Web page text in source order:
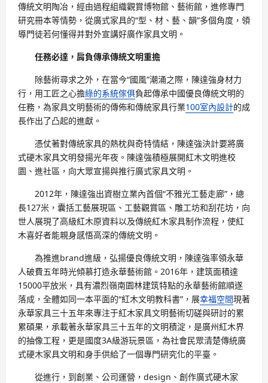
傳統文明陶冶，經由過程組織觀賞博物館、藝術館，進修專門
研究冊本等情勢，從廣式家具的“型、材、藝、韻”多個角度，領
導門徒若何懂得并對外宣講好廣作家具文明。
任務必達，肩負傳承傳統文明重擔
除藝術尋求之外，在當今“國風”潮涌之際，陳達強身材力
行，用工匠之心擔綠的系統傢俱負起傳承中國優良傳統文明的
任務，為家具文明藝術的傳佈和傳統家具行業100室內設計的成
長作出了凸起的進獻。
憑仗著對傳統家具的熱枕與奇特情結，陳達強決計要將廣
式硬木家具文明發揚光年夜。陳達強積極展開紅木文明進校
園、進社區，向大眾宣揚與推行廣式家具文明。
2012年，陳達強出資樹立業內首個“不雅光工藝走廊”，總
長127米，囊括工藝展現區、工藝觀賞區、雕工坊和刮花坊，向
世人展現了高級紅木原資料以及傳統紅木家具制作流程，使紅
木喜好者能親身感悟高深的傳統文明。
為推進brand進級，弘揚優良傳統文明，陳達強率領永華
人破費五年時光傾慕打造永華藝術館。2016年，建筑面積達
15000平放米，具有濃烈嶺南園林建筑特點的永華藝術館順遂
落成，全體如同一本平面的“紅木文明教科書”，展幸福空間現著
永華家具三十五年來專注于紅木家具文明藝術切磋與研討的累
累碩果，承載著永華家具三十五年的文明積淀，是廣州紅木界
的抽像工程，更是國度3A級游玩景區，為社會民眾清楚傳統廣
式硬木家具文明和身手供給了一個專門研究化的平臺。
從進行，到創業、公司運營，design、創作廣式硬木家